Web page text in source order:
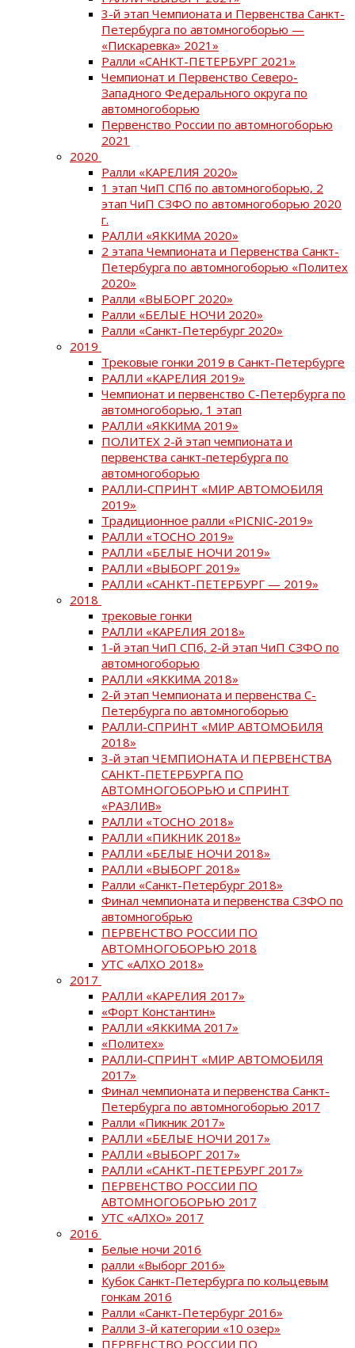
3-й этап Чемпионата и Первенства Санкт-
Петербурга по автомногоборью —
«Пискаревка» 2021»
Ралли «САНКТ-ПЕТЕРБУРГ 2021»
Чемпионат и Первенство Северо-
Западного Федерального округа по
автомногоборью
Первенство России по автомногоборью
2021
2020
Ралли «КАРЕЛИЯ 2020»
1 этап ЧиП СПб по автомногоборью, 2
этап ЧиП СЗФО по автомногоборью 2020
г.
РАЛЛИ «ЯККИМА 2020»
2 этапа Чемпионата и Первенства Санкт-
Петербурга по автомногоборью «Политех
2020»
Ралли «ВЫБОРГ 2020»
Ралли «БЕЛЫЕ НОЧИ 2020»
Ралли «Санкт-Петербург 2020»
2019
Трековые гонки 2019 в Санкт-Петербурге
РАЛЛИ «КАРЕЛИЯ 2019»
Чемпионат и первенство С-Петербурга по
автомногоборью, 1 этап
РАЛЛИ «ЯККИМА 2019»
ПОЛИТЕХ 2-й этап чемпионата и
первенства санкт-петербурга по
автомногоборью
РАЛЛИ-СПРИНТ «МИР АВТОМОБИЛЯ
2019»
Традиционное ралли «PICNIC-2019»
РАЛЛИ «ТОСНО 2019»
РАЛЛИ «БЕЛЫЕ НОЧИ 2019»
РАЛЛИ «ВЫБОРГ 2019»
РАЛЛИ «САНКТ-ПЕТЕРБУРГ — 2019»
2018
трековые гонки
РАЛЛИ «КАРЕЛИЯ 2018»
1-й этап ЧиП СПб, 2-й этап ЧиП СЗФО по
автомногоборью
РАЛЛИ «ЯККИМА 2018»
2-й этап Чемпионата и первенства С-
Петербурга по автомногоборью
РАЛЛИ-СПРИНТ «МИР АВТОМОБИЛЯ
2018»
3-й этап ЧЕМПИОНАТА И ПЕРВЕНСТВА
САНКТ-ПЕТЕРБУРГА ПО
АВТОМНОГОБОРЬЮ и СПРИНТ
«РАЗЛИВ»
РАЛЛИ «ТОСНО 2018»
РАЛЛИ «ПИКНИК 2018»
РАЛЛИ «БЕЛЫЕ НОЧИ 2018»
РАЛЛИ «ВЫБОРГ 2018»
Ралли «Санкт-Петербург 2018»
Финал чемпионата и первенства СЗФО по
автомногобрью
ПЕРВЕНСТВО РОССИИ ПО
АВТОМНОГОБОРЬЮ 2018
УТС «АЛХО 2018»
2017
РАЛЛИ «КАРЕЛИЯ 2017»
«Форт Константин»
РАЛЛИ «ЯККИМА 2017»
«Политех»
РАЛЛИ-СПРИНТ «МИР АВТОМОБИЛЯ
2017»
Финал чемпионата и первенства Санкт-
Петербурга по автомногоборью 2017
Ралли «Пикник 2017»
РАЛЛИ «БЕЛЫЕ НОЧИ 2017»
РАЛЛИ «ВЫБОРГ 2017»
РАЛЛИ «САНКТ-ПЕТЕРБУРГ 2017»
ПЕРВЕНСТВО РОССИИ ПО
АВТОМНОГОБОРЬЮ 2017
УТС «АЛХО» 2017
2016
Белые ночи 2016
ралли «Выборг 2016»
Кубок Санкт-Петербурга по кольцевым
гонкам 2016
Ралли «Санкт-Петербург 2016»
Ралли 3-й категории «10 озер»
ПЕРВЕНСТВО РОССИИ ПО